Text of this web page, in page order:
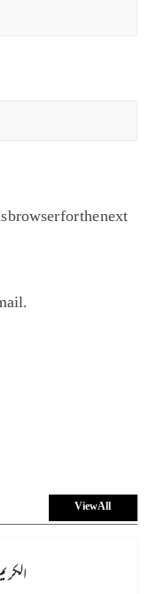
browser for the next
View All